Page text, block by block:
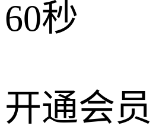
60秒
开通会